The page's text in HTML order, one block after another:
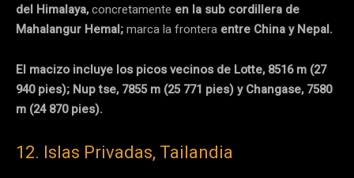
del Himalaya,concretamente en la sub cordillera de
Mahalangur Hemal;marca la frontera entre China y Nepal.
El macizo incluye los picos vecinos de Lotte, 8516 m (27
940 pies); Nup tse, 7855 m (25 771 pies) y Changase, 7580
m (24 870 pies).
12. Islas Privadas, Tailandia